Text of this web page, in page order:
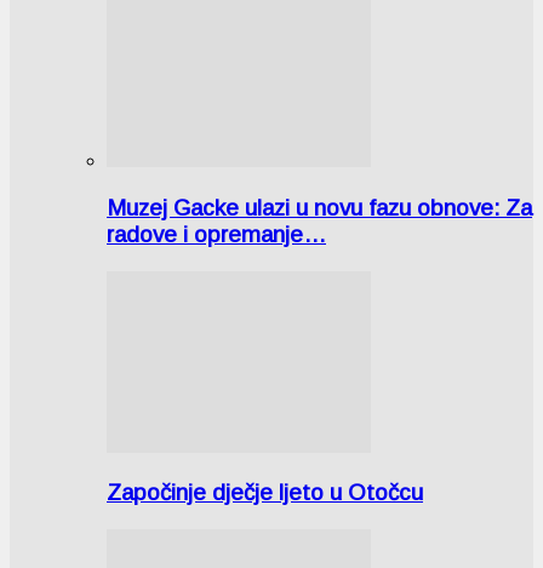
Muzej Gacke ulazi u novu fazu obnove: Za
radove i opremanje…
Započinje dječje ljeto u Otočcu